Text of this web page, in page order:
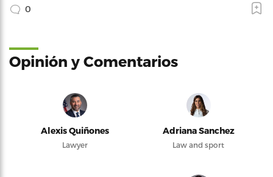
0
Opinión y Comentarios
Alexis Quiñones
Lawyer
Adriana Sanchez
Law and sport